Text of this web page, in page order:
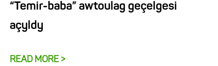
“Temir-baba” awtoulag geçelgesi
açyldy
READ MORE >